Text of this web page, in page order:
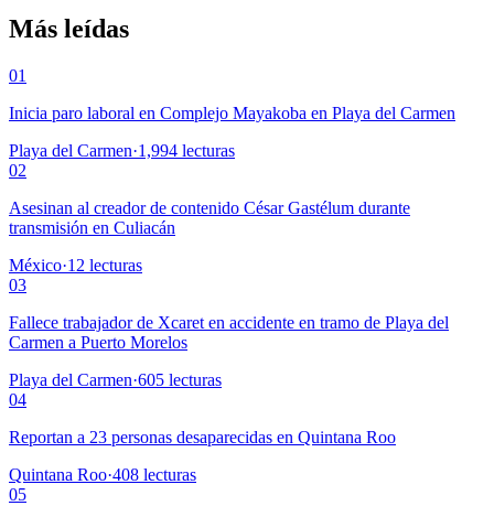
Más leídas
01
Inicia paro laboral en Complejo Mayakoba en Playa del Carmen
Playa del Carmen·1,994 lecturas
02
Asesinan al creador de contenido César Gastélum durante
transmisión en Culiacán
México·12 lecturas
03
Fallece trabajador de Xcaret en accidente en tramo de Playa del
Carmen a Puerto Morelos
Playa del Carmen·605 lecturas
04
Reportan a 23 personas desaparecidas en Quintana Roo
Quintana Roo·408 lecturas
05